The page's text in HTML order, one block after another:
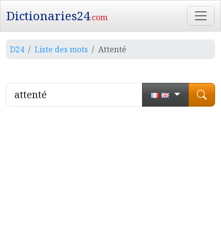
Dictionaries24.com
D24 Liste des mots Attenté